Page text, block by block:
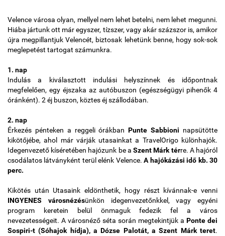
Látnivalók
Kapcsolat
Hírességek
Videók
Térkép
Velence városa olyan, mellyel nem lehet betelni, nem lehet megunni.
Hiába jártunk ott már egyszer, tízszer, vagy akár százszor is, amikor
újra megpillantjuk Velencét, biztosak lehetünk benne, hogy sok-sok
meglepetést tartogat számunkra.
1. nap
Indulás a kiválasztott indulási helyszínnek és időpontnak
megfelelően, egy éjszaka az autóbuszon (egészségügyi pihenők 4
óránként). 2 éj buszon, köztes éj szállodában.
2. nap
Érkezés pénteken a reggeli órákbanPunte Sabbioni napsütötte
kikötőjébe, ahol már várják utasainkat a TravelOrigo különhajók.
Idegenvezető kíséretében hajózunk be aSzent Márk térre. A hajóról
csodálatos látványként terül elénk Velence.A hajókázási idő kb. 30
perc.
Kikötés után Utasaink eldönthetik, hogy részt kívánnak-e venni
INGYENES városnézésünkön idegenvezetőnkkel, vagy egyéni
program keretein belül önmaguk fedezik fel a város
nevezetességeit. A városnéző séta során megtekintjük a Ponte dei
Sospiri-t (Sóhajok hídja), a Dózse Palotát, a Szent Márk teret.